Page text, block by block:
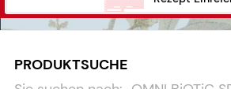
PRODUKTSUCHE